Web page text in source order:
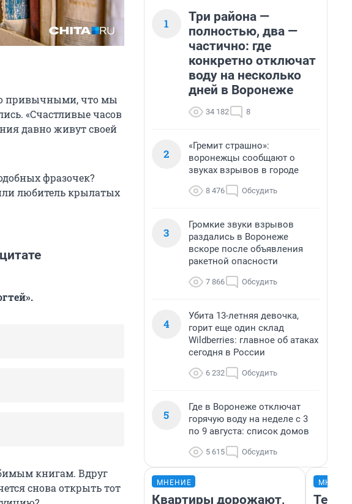
привычными, что мы
«Счастливые часов
давно живут своей
фразочек?
любитель крылатых
книгам. Вдруг
снова открыть тот
1
Три района —
полностью, два —
частично: где
конкретно отключат
воду на несколько
дней в Воронеже
34 182 8
2
«Гремит страшно»:
воронежцы сообщают о
звуках взрывов в городе
8 476 Обсудить
3
Громкие звуки взрывов
раздались в Воронеже
вскоре после объявления
ракетной опасности
7 866 Обсудить
4
Убита 13-летняя девочка,
горит еще один склад
Wildberries: главное об атаках
сегодня в России
6 232 Обсудить
5
Где в Воронеже отключат
горячую воду на неделе с 3
по 9 августа: список домов
5 615 Обсудить
МНЕНИЕ
Квартиры дорожают,